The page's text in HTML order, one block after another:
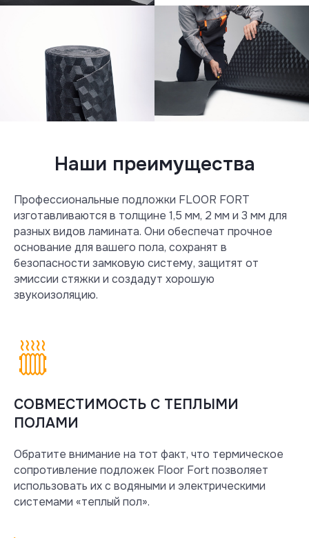
Наши преимущества
Профессиональные подложки FLOOR FORT
изготавливаются в толщине 1,5 мм, 2 мм и 3 мм для
разных видов ламината. Они обеспечат прочное
основание для вашего пола, сохранят в
безопасности замковую систему, защитят от
эмиссии стяжки и создадут хорошую
звукоизоляцию.
СОВМЕСТИМОСТЬ С ТЕПЛЫМИ
ПОЛАМИ
Обратите внимание на тот факт, что термическое
сопротивление подложек Floor Fort позволяет
использовать их с водяными и электрическими
системами «теплый пол».